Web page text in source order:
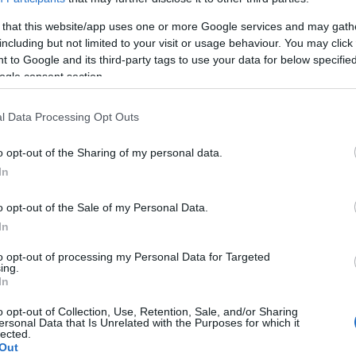
that this website/app uses one or more Google services and may
but not limited to your visit or usage behaviour. You may
to Google and its third-party tags to use your data for below
consent section.
Data Processing Opt Outs
opt-out of the Sharing of my personal data.
opt-out of the Sale of my Personal Data.
opt-out of processing my Personal Data for Targeted
opt-out of Collection, Use, Retention, Sale, and/or Sharing
Data that Is Unrelated with the Purposes for which it
de Fichajes: Koundé se acerca al Chelsea
julio 2021 PorJesus Gallo|
la salida de Bryan Gil destino Londres, otro jugador del
quien dejaría el conjunto andaluz para recalar en el
Comunio: los lesionados de la jornada 27
marzo 2021 Por
Hazard vuelve a sufrir una lesión muscular y será baja los
partidos. Repasamos los lesionados de la jornada 27 y
posible tiempo de baja.